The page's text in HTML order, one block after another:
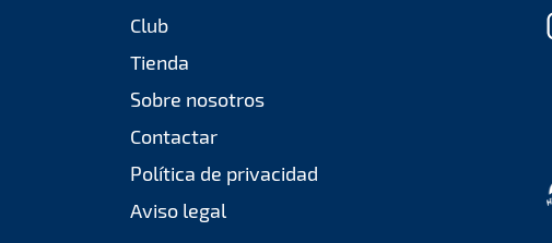
Club
Tienda
Sobre nosotros
Contactar
Política de privacidad
Aviso legal